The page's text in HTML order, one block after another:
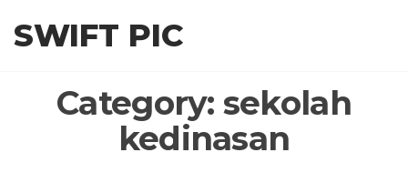
SWIFT PIC
Category: sekolah
kedinasan